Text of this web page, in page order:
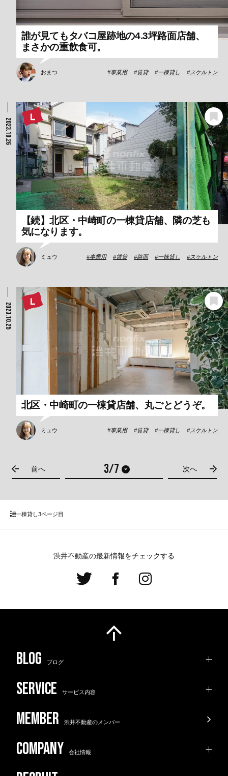
誰が見てもタバコ屋跡地の4.3坪路面店舗、
まさかの重飲食可。
おまつ 事業用 賃貸 一棟貸し スケルトン
2023.10.26
【続】北区・中崎町の一棟貸店舗、隣の芝も
気になります。
ミュウ 事業用 賃貸 路面 一棟貸し スケルトン
2023.10.25
北区・中崎町の一棟貸店舗、丸ごとどうぞ。
ミュウ 事業用 賃貸 一棟貸し スケルトン
前へ 次へ
一棟貸し3ページ目
渋井不動産の最新情報をチェックする
ブログ
サービス内容
渋井不動産のメンバー
会社情報